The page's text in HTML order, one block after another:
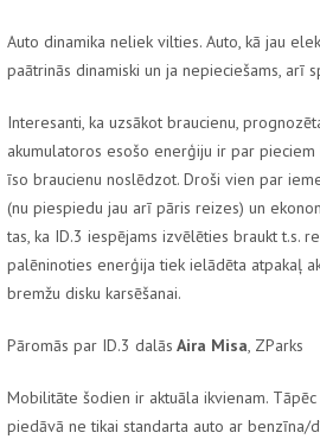
Auto dinamika neliek vilties. Auto, kā jau
paātrinās dinamiski un ja nepieciešams, arī
Interesanti, ka uzsākot braucienu,
akumulatoros esošo enerģiju ir par
īso braucienu noslēdzot. Droši vien par
(nu piespiedu jau arī pāris reizes) un
tas, ka ID.3 iespējams izvēlēties braukt t.s.
palēninoties enerģija tiek ielādēta atpakaļ
bremžu disku karsēšanai.
Pāromās par ID.3 dalās Aira Misa, ZParks
Mobilitāte šodien ir aktuāla ikvienam.
piedāvā ne tikai standarta auto ar